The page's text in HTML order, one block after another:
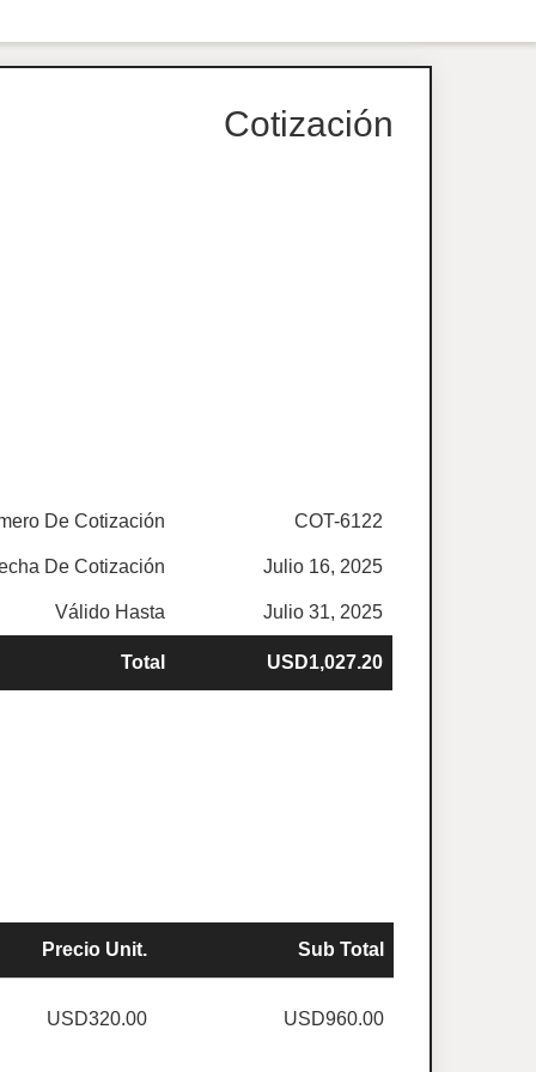
Cotización
De Cotización COT-6122
De Cotización Julio 16, 2025
Válido Hasta Julio 31, 2025
Total USD1,027.20
Precio Unit. Sub Total
USD320.00 USD960.00